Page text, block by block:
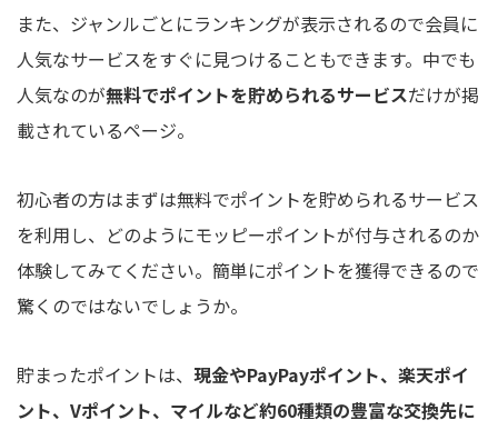
また、ジャンルごとにランキングが表示されるので会員に
人気なサービスをすぐに見つけることもできます。中でも
人気なのが無料でポイントを貯められるサービスだけが掲
載されているページ。
初心者の方はまずは無料でポイントを貯められるサービス
を利用し、どのようにモッピーポイントが付与されるのか
体験してみてください。簡単にポイントを獲得できるので
驚くのではないでしょうか。
貯まったポイントは、 現金やPayPayポイント、楽天ポイ
ント、Vポイント、マイルなど約60種類の豊富な交換先に